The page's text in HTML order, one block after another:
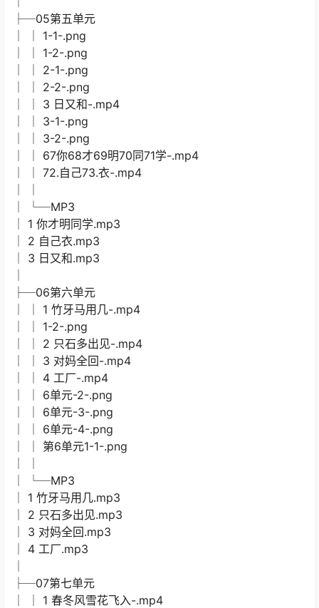
├─05第五单元
│ │ 1-1-.png
│ │ 1-2-.png
│ │ 2-1-.png
│ │ 2-2-.png
│ │ 3 日又和-.mp4
│ │ 3-1-.png
│ │ 3-2-.png
│ │ 67你68才69明70同71学-.mp4
│ │ 72.自己73.衣-.mp4
│ └─MP3
│ 1 你才明同学.mp3
│ 2 自己衣.mp3
│ 3 日又和.mp3
├─06第六单元
│ │ 1 竹牙马用几-.mp4
│ │ 1-2-.png
│ │ 2 只石多出见-.mp4
│ │ 3 对妈全回-.mp4
│ │ 4 工厂-.mp4
│ │ 6单元-2-.png
│ │ 6单元-3-.png
│ │ 6单元-4-.png
│ │ 第6单元1-1-.png
│ └─MP3
│ 1 竹牙马用几.mp3
│ 2 只石多出见.mp3
│ 3 对妈全回.mp3
│ 4 工厂.mp3
├─07第七单元
│ │ 1 春冬风雪花飞入-.mp4